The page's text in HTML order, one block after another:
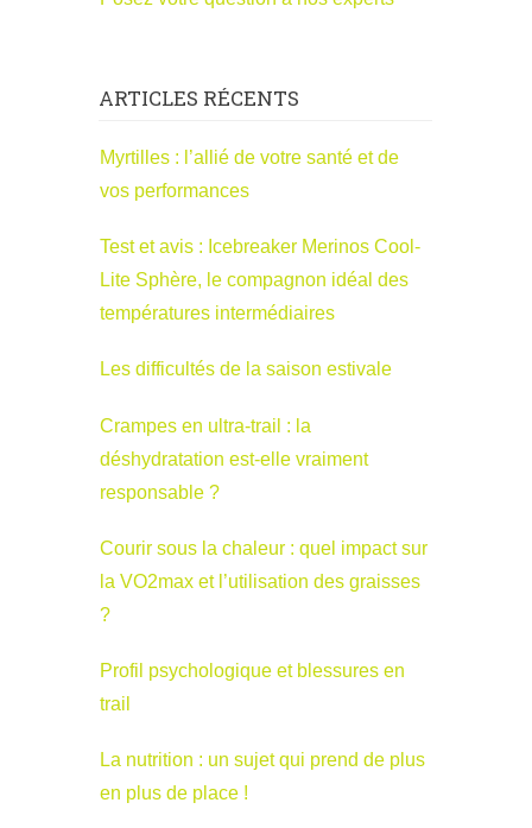
ARTICLES RÉCENTS
Myrtilles : l’allié de votre santé et de
vos performances
Test et avis : Icebreaker Merinos Cool-
Lite Sphère, le compagnon idéal des
températures intermédiaires
Les difficultés de la saison estivale
Crampes en ultra-trail : la
déshydratation est-elle vraiment
responsable ?
Courir sous la chaleur : quel impact sur
la VO2max et l’utilisation des graisses
?
Profil psychologique et blessures en
trail
La nutrition : un sujet qui prend de plus
en plus de place !